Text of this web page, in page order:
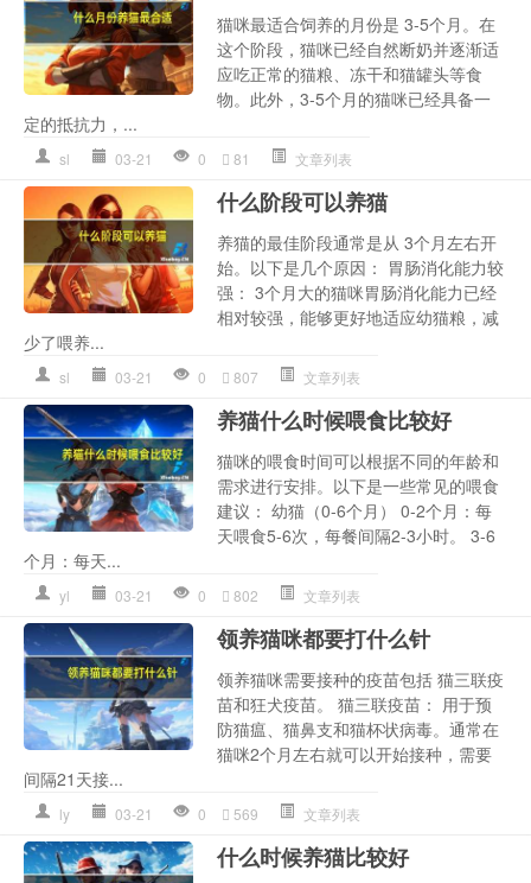
猫咪最适合饲养的月份是 3-5个月。在
这个阶段，猫咪已经自然断奶并逐渐适
应吃正常的猫粮、冻干和猫罐头等食
物。此外，3-5个月的猫咪已经具备一
定的抵抗力，...
sl 03-21 0 81 文章列表
什么阶段可以养猫
养猫的最佳阶段通常是从 3个月左右开
始。以下是几个原因： 胃肠消化能力较
强： 3个月大的猫咪胃肠消化能力已经
相对较强，能够更好地适应幼猫粮，减
少了喂养...
sl 03-21 0 807 文章列表
养猫什么时候喂食比较好
猫咪的喂食时间可以根据不同的年龄和
需求进行安排。以下是一些常见的喂食
建议： 幼猫（0-6个月） 0-2个月：每
天喂食5-6次，每餐间隔2-3小时。 3-6
个月：每天...
yl 03-21 0 802 文章列表
领养猫咪都要打什么针
领养猫咪需要接种的疫苗包括 猫三联疫
苗和狂犬疫苗。 猫三联疫苗： 用于预
防猫瘟、猫鼻支和猫杯状病毒。通常在
猫咪2个月左右就可以开始接种，需要
间隔21天接...
ly 03-21 0 569 文章列表
什么时候养猫比较好